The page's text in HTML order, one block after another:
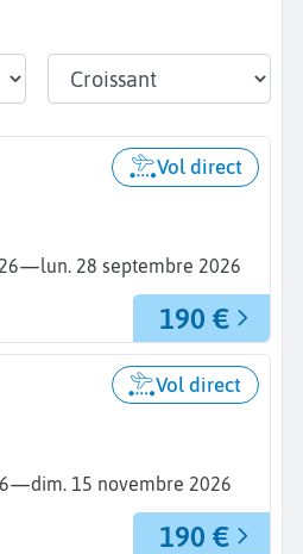
—lun. 28 septembre 2026
Vol direct
190 €
—dim. 15 novembre 2026
Vol direct
190 €